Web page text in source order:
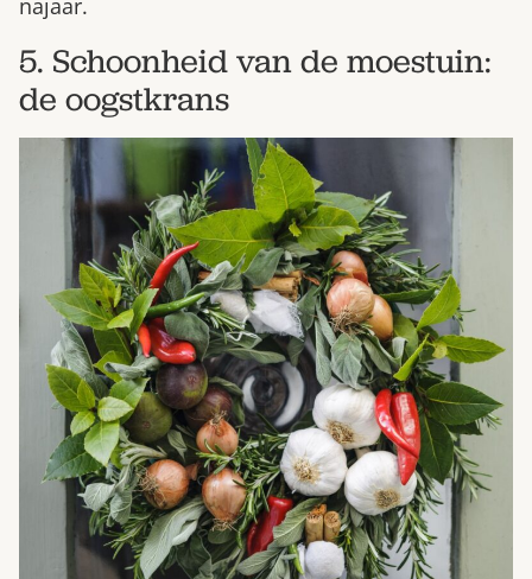
najaar.
5. Schoonheid van de moestuin:
de oogstkrans